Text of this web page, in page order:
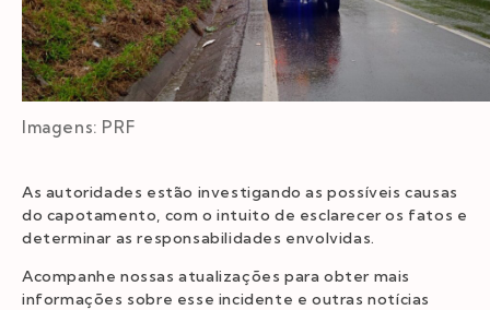
Imagens: PRF
As autoridades estão investigando as possíveis causas
do capotamento, com o intuito de esclarecer os fatos e
determinar as responsabilidades envolvidas.
Acompanhe nossas atualizações para obter mais
informações sobre esse incidente e outras notícias